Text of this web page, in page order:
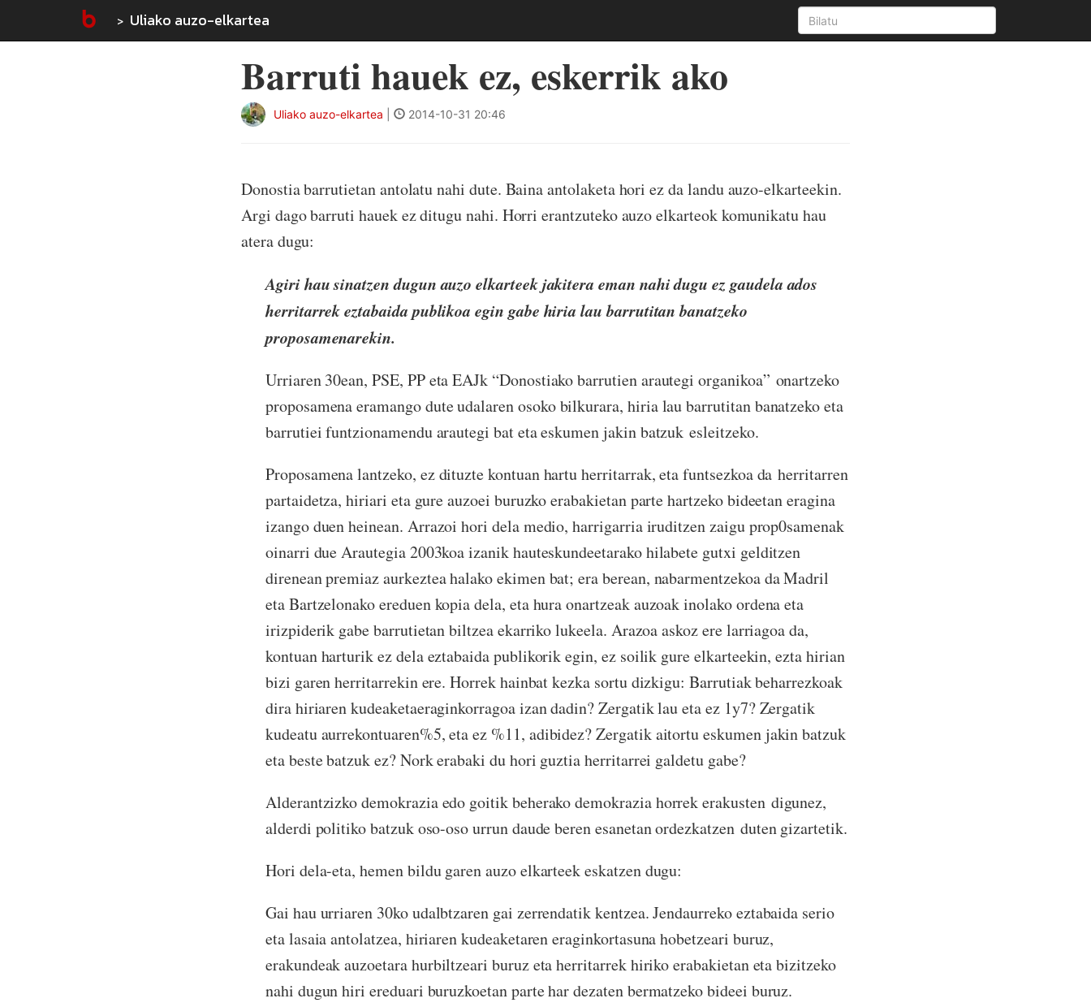
Uliako auzo-elkartea
Barruti hauek ez, eskerrik ako
Uliako auzo-elkartea 2014-10-31 20:46
Donostia barrutietan antolatu nahi dute. Baina antolaketa hori ez da landu auzo-elkarteekin.
Argi dago barruti hauek ez ditugu nahi. Horri erantzuteko auzo elkarteok komunikatu hau
atera dugu:
Agiri hau sinatzen dugun auzo elkarteek jakitera eman nahi dugu ez gaudela ados
herritarrek eztabaida publikoa egin gabe hiria lau barrutitan banatzeko
proposamenarekin.
Urriaren 30ean, PSE, PP eta EAJk “Donostiako barrutien arautegi organikoa” onartzeko
proposamena eramango dute udalaren osoko bilkurara, hiria lau barrutitan banatzeko eta
barrutiei funtzionamendu arautegi bat eta eskumen jakin batzuk esleitzeko.
Proposamena lantzeko, ez dituzte kontuan hartu herritarrak, eta funtsezkoa da herritarren
partaidetza, hiriari eta gure auzoei buruzko erabakietan parte hartzeko bideetan eragina
izango duen heinean. Arrazoi hori dela medio, harrigarria iruditzen zaigu prop0samenak
oinarri due Arautegia 2003koa izanik hauteskundeetarako hilabete gutxi gelditzen
direnean premiaz aurkeztea halako ekimen bat; era berean, nabarmentzekoa da Madril
eta Bartzelonako ereduen kopia dela, eta hura onartzeak auzoak inolako ordena eta
irizpiderik gabe barrutietan biltzea ekarriko lukeela. Arazoa askoz ere larriagoa da,
kontuan harturik ez dela eztabaida publikorik egin, ez soilik gure elkarteekin, ezta hirian
bizi garen herritarrekin ere. Horrek hainbat kezka sortu dizkigu: Barrutiak beharrezkoak
dira hiriaren kudeaketaeraginkorragoa izan dadin? Zergatik lau eta ez 1y7? Zergatik
kudeatu aurrekontuaren%5, eta ez %11, adibidez? Zergatik aitortu eskumen jakin batzuk
eta beste batzuk ez? Nork erabaki du hori guztia herritarrei galdetu gabe?
Alderantzizko demokrazia edo goitik beherako demokrazia horrek erakusten digunez,
alderdi politiko batzuk oso-oso urrun daude beren esanetan ordezkatzen duten gizartetik.
Hori dela-eta, hemen bildu garen auzo elkarteek eskatzen dugu:
Gai hau urriaren 30ko udalbtzaren gai zerrendatik kentzea. Jendaurreko eztabaida serio
eta lasaia antolatzea, hiriaren kudeaketaren eraginkortasuna hobetzeari buruz,
erakundeak auzoetara hurbiltzeari buruz eta herritarrek hiriko erabakietan eta bizitzeko
nahi dugun hiri ereduari buruzkoetan parte har dezaten bermatzeko bideei buruz.